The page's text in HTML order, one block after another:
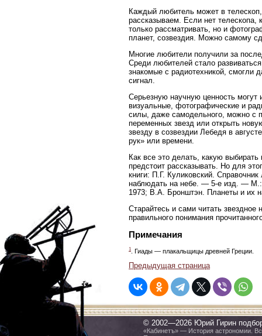
Каждый любитель может в
рассказываем. Если нет
только рассматривать, но и
планет, созвездия. Можно самому
Многие любители получили за
Среди любителей стало
знакомые с радиотехникой, смогли
сигнал.
Серьезную научную ценность
визуальные, фотографические и
силы, даже самодельного, можно с
переменных звезд или открыть
звезду в созвездии Лебедя в
рук» или времени.
Как все это делать, какую
предстоит рассказывать. Но для
книги: П.Г. Куликовский.
наблюдать на небе. — 5-е изд. — М.:
1973; В.А. Бронштэн. Планеты и их
Старайтесь и сами читать
правильного понимания
Примечания
1 . Гиады — плакальщицы древней Греции.
Предыдущая страница
© 2002—2026 Юрий Гирин
«Кабинетъ» — История астрономии.